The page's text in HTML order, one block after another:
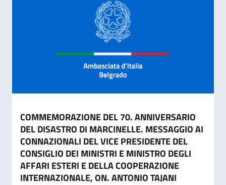
COMMEMORAZIONE DEL 70. ANNIVERSARIO
DEL DISASTRO DI MARCINELLE. MESSAGGIO AI
CONNAZIONALI DEL VICE PRESIDENTE DEL
CONSIGLIO DEI MINISTRI E MINISTRO DEGLI
AFFARI ESTERI E DELLA COOPERAZIONE
INTERNAZIONALE, ON. ANTONIO TAJANI